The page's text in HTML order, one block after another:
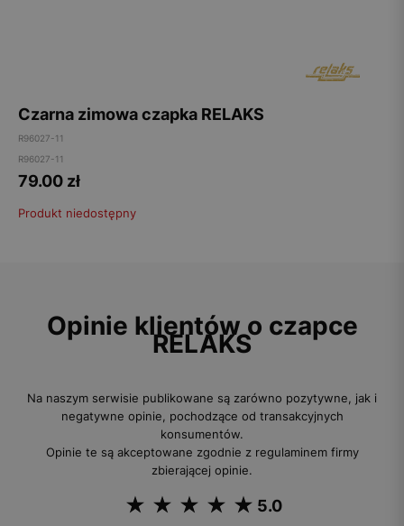
Czarna zimowa czapka RELAKS
R96027-11
R96027-11
79.00 zł
Produkt niedostępny
Opinie klientów o czapce
RELAKS
Na naszym serwisie publikowane są zarówno pozytywne, jak i
negatywne opinie, pochodzące od transakcyjnych
konsumentów.
Opinie te są akceptowane zgodnie z regulaminem firmy
zbierającej opinie.
5.0